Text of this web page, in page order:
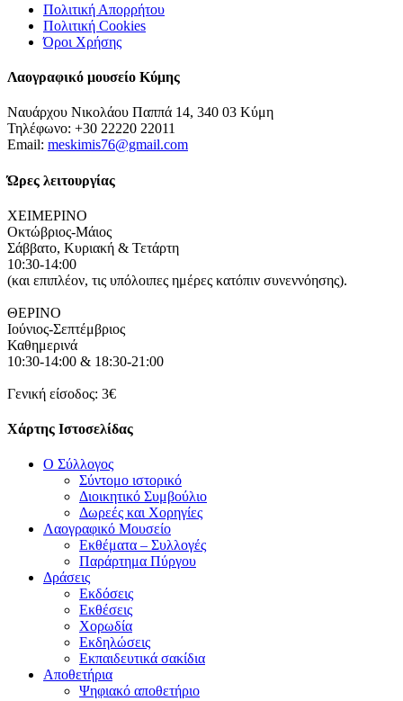
Πολιτική Απορρήτου
Πολιτική Cookies
Όροι Χρήσης
Λαογραφικό μουσείο Κύμης
Ναυάρχου Νικολάου Παππά 14, 340 03 Κύμη
Τηλέφωνο: +30 22220 22011
Email: meskimis76@gmail.com
Ώρες λειτουργίας
ΧΕΙΜΕΡΙΝΟ
Οκτώβριος-Μάιος
Σάββατο, Κυριακή & Τετάρτη
10:30-14:00
(και επιπλέον, τις υπόλοιπες ημέρες κατόπιν συνεννόησης).
ΘΕΡΙΝΟ
Ιούνιος-Σεπτέμβριος
Καθημερινά
10:30-14:00 & 18:30-21:00
Γενική είσοδος: 3€
Χάρτης Ιστοσελίδας
Ο Σύλλογος
Σύντομο ιστορικό
Διοικητικό Συμβούλιο
Δωρεές και Χορηγίες
Λαογραφικό Μουσείο
Εκθέματα – Συλλογές
Παράρτημα Πύργου
Δράσεις
Εκδόσεις
Εκθέσεις
Χορωδία
Εκδηλώσεις
Εκπαιδευτικά σακίδια
Αποθετήρια
Ψηφιακό αποθετήριο